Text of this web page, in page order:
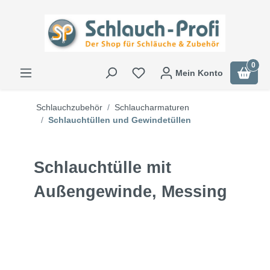
Mein Konto
0
Schlauchzubehör
Schlaucharmaturen
Schlauchtüllen und Gewindetüllen
Schlauchtülle mit
Außengewinde, Messing